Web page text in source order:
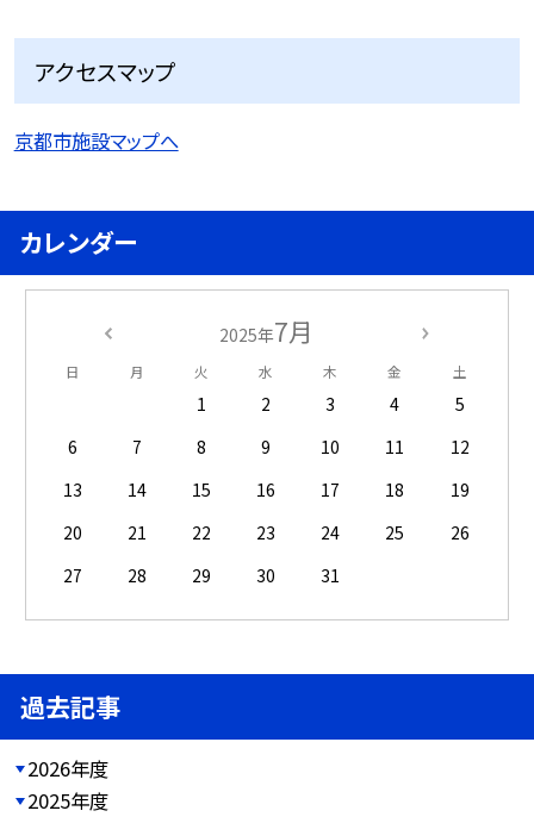
アクセスマップ
京都市施設マップへ
カレンダー
2025年7月
日 月 火 水 木 金 土
1 2 3 4
5
6
7 8 9 10 11
12
13
14 15 16 17 18
19
20
21 22 23 24 25
26
27
28 29 30 31
過去記事
2026年度
2025年度